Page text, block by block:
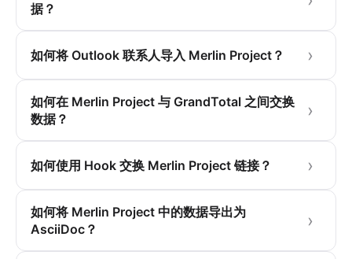
据？
如何将 Outlook 联系人导入 Merlin Project？
如何在 Merlin Project 与 GrandTotal 之间交换
数据？
如何使用 Hook 交换 Merlin Project 链接？
如何将 Merlin Project 中的数据导出为
AsciiDoc？